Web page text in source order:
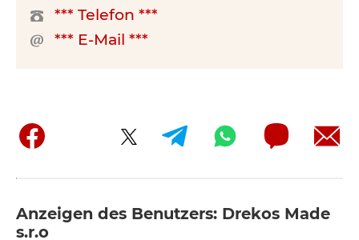
*** Telefon ***
*** E-Mail ***
Anzeigen des Benutzers: Drekos Made
s.r.o